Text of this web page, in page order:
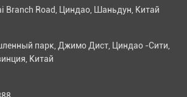
Branch Road, Циндао, Шаньдун, Китай
парк, Джимо Дист, Циндао -Сити,
Китай